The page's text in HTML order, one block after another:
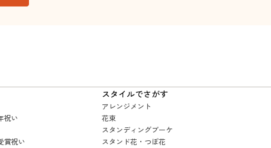
祝い
賞祝い
スタイルでさがす
アレンジメント
花束
スタンディングブーケ
スタンド花・つぼ花